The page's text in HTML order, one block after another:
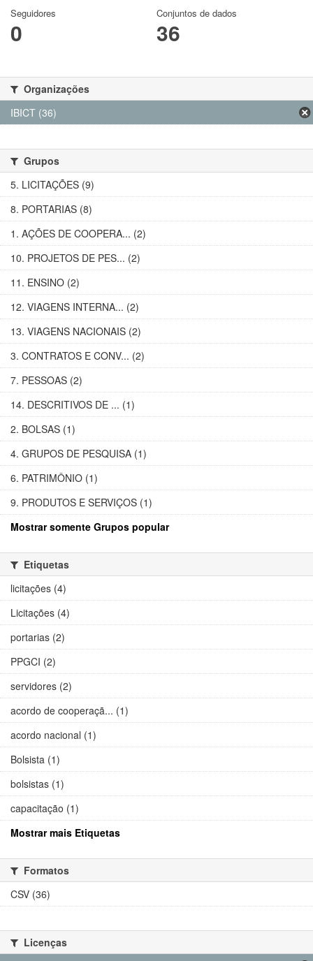
Seguidores
0
Conjuntos de dados
36
Organizações
IBICT (36)
Grupos
5. LICITAÇÕES (9)
8. PORTARIAS (8)
1. AÇÕES DE COOPERA... (2)
10. PROJETOS DE PES... (2)
11. ENSINO (2)
12. VIAGENS INTERNA... (2)
13. VIAGENS NACIONAIS (2)
3. CONTRATOS E CONV... (2)
7. PESSOAS (2)
14. DESCRITIVOS DE ... (1)
2. BOLSAS (1)
4. GRUPOS DE PESQUISA (1)
6. PATRIMÔNIO (1)
9. PRODUTOS E SERVIÇOS (1)
Mostrar somente Grupos popular
Etiquetas
licitações (4)
Licitações (4)
portarias (2)
PPGCI (2)
servidores (2)
acordo de cooperaçã... (1)
acordo nacional (1)
Bolsista (1)
bolsistas (1)
capacitação (1)
Mostrar mais Etiquetas
Formatos
CSV (36)
Licenças